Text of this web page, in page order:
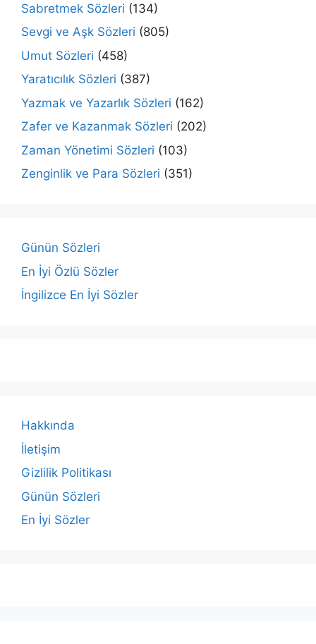
Sabretmek Sözleri (134)
Sevgi ve Aşk Sözleri (805)
Umut Sözleri (458)
Yaratıcılık Sözleri (387)
Yazmak ve Yazarlık Sözleri (162)
Zafer ve Kazanmak Sözleri (202)
Zaman Yönetimi Sözleri (103)
Zenginlik ve Para Sözleri (351)
Günün Sözleri
En İyi Özlü Sözler
İngilizce En İyi Sözler
Hakkında
İletişim
Gizlilik Politikası
Günün Sözleri
En İyi Sözler